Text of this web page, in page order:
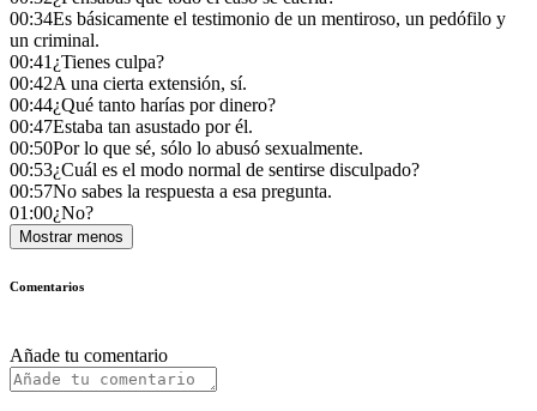
00:34Es básicamente el testimonio de un mentiroso, un pedófilo y
un criminal.
00:41¿Tienes culpa?
00:42A una cierta extensión, sí.
00:44¿Qué tanto harías por dinero?
00:47Estaba tan asustado por él.
00:50Por lo que sé, sólo lo abusó sexualmente.
00:53¿Cuál es el modo normal de sentirse disculpado?
00:57No sabes la respuesta a esa pregunta.
01:00¿No?
Mostrar menos
Comentarios
Añade tu comentario